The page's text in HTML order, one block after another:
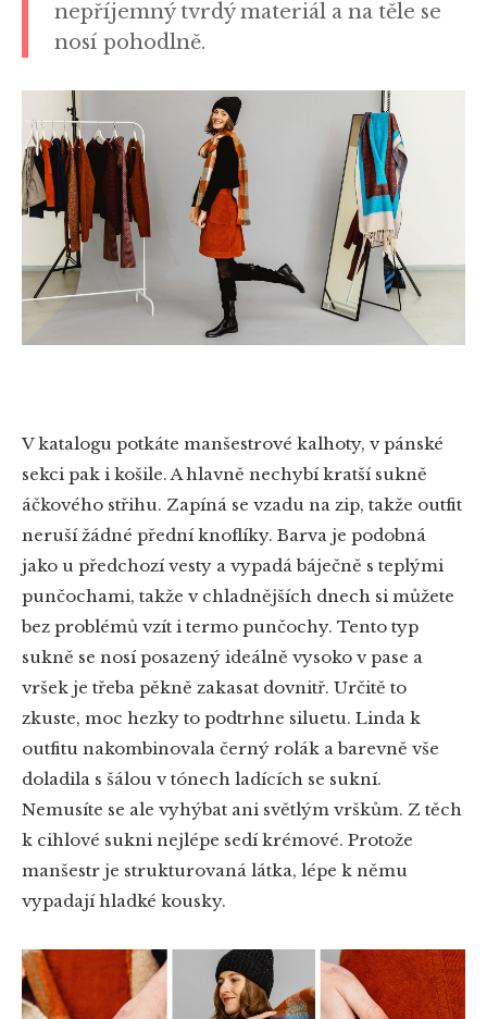
nepříjemný tvrdý materiál a na těle se
nosí pohodlně.
V katalogu potkáte manšestrové kalhoty, v pánské
sekci pak i košile. A hlavně nechybí kratší sukně
áčkového střihu. Zapíná se vzadu na zip, takže outfit
neruší žádné přední knoflíky. Barva je podobná
jako u předchozí vesty a vypadá báječně s teplými
punčochami, takže v chladnějších dnech si můžete
bez problémů vzít i termo punčochy. Tento typ
sukně se nosí posazený ideálně vysoko v pase a
vršek je třeba pěkně zakasat dovnitř. Určitě to
zkuste, moc hezky to podtrhne siluetu. Linda k
outfitu nakombinovala černý rolák a barevně vše
doladila s šálou v tónech ladících se sukní.
Nemusíte se ale vyhýbat ani světlým vrškům. Z těch
k cihlové sukni nejlépe sedí krémové. Protože
manšestr je strukturovaná látka, lépe k němu
vypadají hladké kousky.